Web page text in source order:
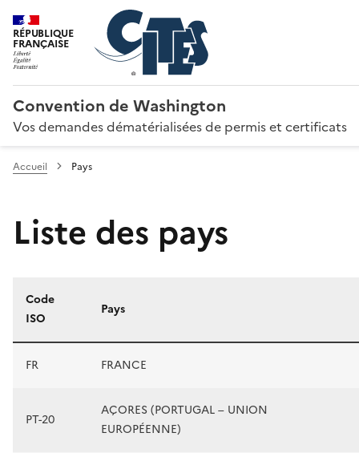
RÉPUBLIQUE
FRANÇAISE
Convention de Washington
Vos demandes dématérialisées de permis et certificats
Accueil Pays
Liste des pays
Liste des pays
Code
ISO
Pays
FR FRANCE
PT-20
AÇORES (PORTUGAL – UNION
EUROPÉENNE)